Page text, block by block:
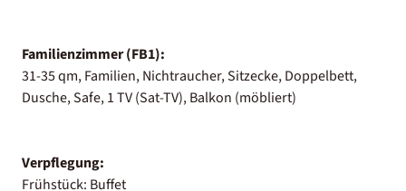
Familienzimmer (FB1):
31-35 qm, Familien, Nichtraucher, Sitzecke, Doppelbett,
Dusche, Safe, 1 TV (Sat-TV), Balkon (möbliert)
Verpflegung:
Frühstück: Buffet